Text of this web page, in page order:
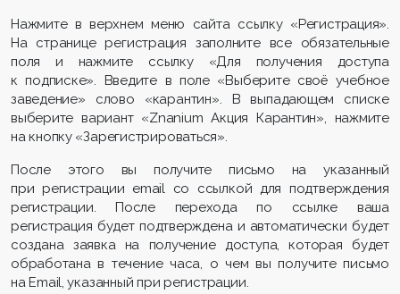
Нажмите в верхнем меню сайта ссылку «Регистрация».
На странице регистрация заполните все обязательные
поля и нажмите ссылку «Для получения доступа
к подписке». Введите в поле «Выберите своё учебное
заведение» слово «карантин». В выпадающем списке
выберите вариант «Znanium Акция Карантин», нажмите
на кнопку «Зарегистрироваться».
После этого вы получите письмо на указанный
при регистрации email со ссылкой для подтверждения
регистрации. После перехода по ссылке ваша
регистрация будет подтверждена и автоматически будет
создана заявка на получение доступа, которая будет
обработана в течение часа, о чем вы получите письмо
на Email, указанный при регистрации.